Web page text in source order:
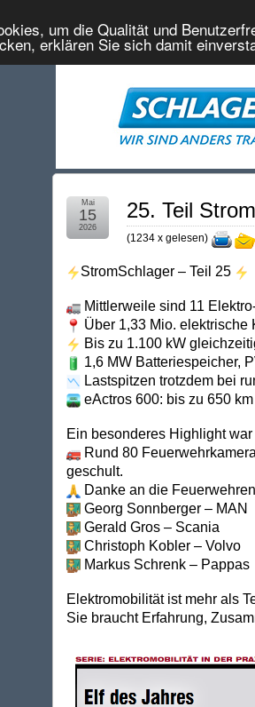
um die Qualität und
erklären Sie sich damit
25. Teil
(1234 x gelesen)
Mai
15
2026
StromSchlager – Teil 25
Mittlerweile sind 11
Über 1,33 Mio. elektrische
Bis zu 1.100 kW
1,6 MW Batteriespeicher,
Lastspitzen trotzdem bei
eActros 600: bis zu 650
Ein besonderes Highlight
Rund 80
geschult.
Danke an die
Georg Sonnberger – MAN
Gerald Gros – Scania
Christoph Kobler – Volvo
Markus Schrenk – Pappas
Elektromobilität ist mehr als
Sie braucht Erfahrung,